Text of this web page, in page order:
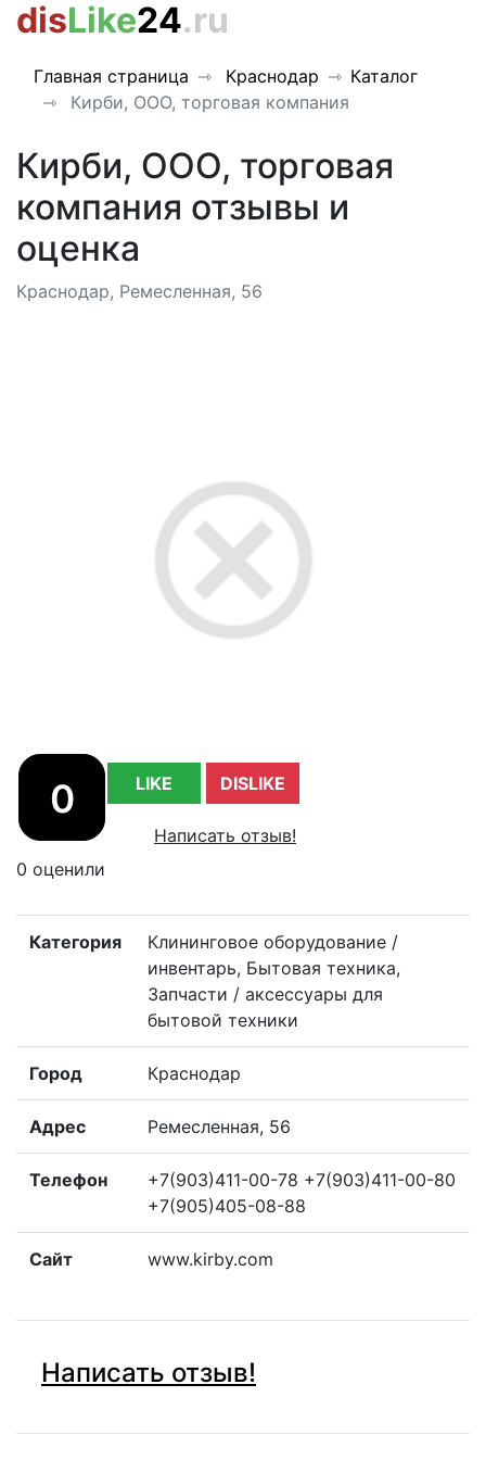
disLike24.ru
Главная страница Краснодар
Каталог
Кирби, ООО, торговая компания
Кирби, ООО, торговая
компания отзывы и
оценка
Краснодар, Ремесленная, 56
0 LIKE DISLIKE
Написать отзыв!
0 оценили
Категория
Клининговое оборудование /
инвентарь, Бытовая техника,
Запчасти / аксессуары для
бытовой техники
Город Краснодар
Адрес Ремесленная, 56
Телефон
+7(903)411-00-78 +7(903)411-00-80
+7(905)405-08-88
Сайт www.kirby.com
Написать отзыв!